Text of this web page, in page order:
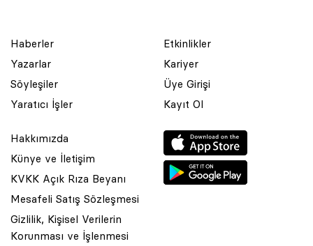
Haberler
Yazarlar
Söyleşiler
Yaratıcı İşler
Etkinlikler
Kariyer
Üye Girişi
Kayıt Ol
Hakkımızda
Künye ve İletişim
KVKK Açık Rıza Beyanı
Mesafeli Satış Sözleşmesi
Gizlilik, Kişisel Verilerin
Korunması ve İşlenmesi